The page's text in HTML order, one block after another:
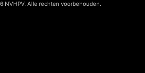
NVHPV. Alle rechten voorbehouden.